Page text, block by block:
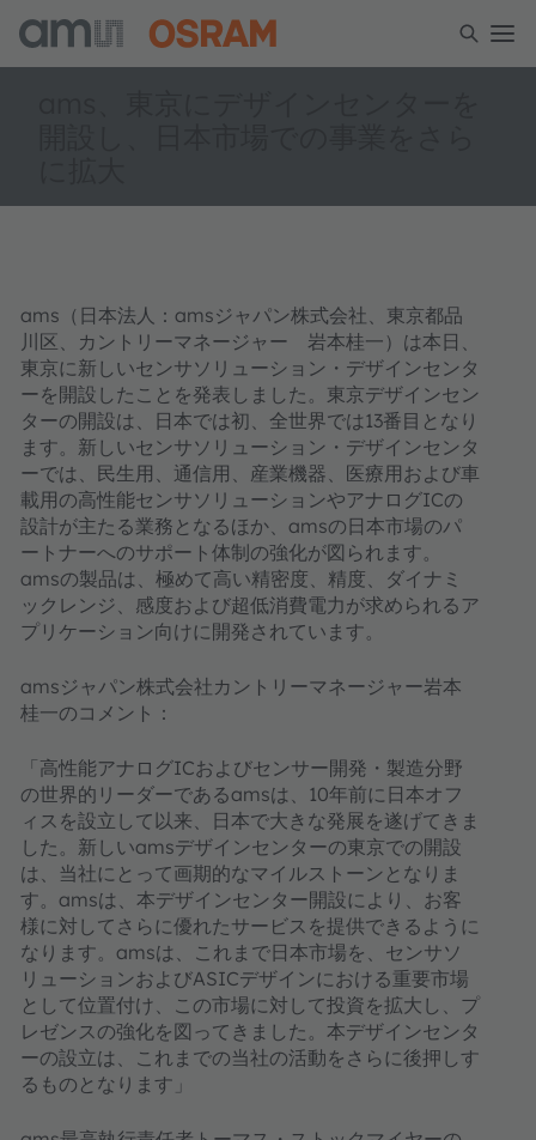
ams（日本法人：amsジャパン株式会社、東京都品
川区、カントリーマネージャー 岩本桂一）は本日、
東京に新しいセンサソリューション・デザインセンタ
ーを開設したことを発表しました。東京デザインセン
ターの開設は、日本では初、全世界では13番目となり
ます。新しいセンサソリューション・デザインセンタ
ーでは、民生用、通信用、産業機器、医療用および車
載用の高性能センサソリューションやアナログICの
設計が主たる業務となるほか、amsの日本市場のパ
ートナーへのサポート体制の強化が図られます。
amsの製品は、極めて高い精密度、精度、ダイナミ
ックレンジ、感度および超低消費電力が求められるア
プリケーション向けに開発されています。
amsジャパン株式会社カントリーマネージャー岩本
桂一のコメント：
「高性能アナログICおよびセンサー開発・製造分野
の世界的リーダーであるamsは、10年前に日本オフ
ィスを設立して以来、日本で大きな発展を遂げてきま
した。新しいamsデザインセンターの東京での開設
は、当社にとって画期的なマイルストーンとなりま
す。amsは、本デザインセンター開設により、お客
様に対してさらに優れたサービスを提供できるように
なります。amsは、これまで日本市場を、センサソ
リューションおよびASICデザインにおける重要市場
として位置付け、この市場に対して投資を拡大し、プ
レゼンスの強化を図ってきました。本デザインセンタ
ーの設立は、これまでの当社の活動をさらに後押しす
るものとなります」